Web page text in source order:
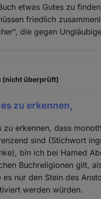
etwas Gutes zu
friedlich
die gegen
(nicht überprüft)
zu erkennen,
zu erkennen, dass
sind (Stichwort
bin ich bei Hamed
Buchreligionen gilt,
es nur den Stein des
werden würden.